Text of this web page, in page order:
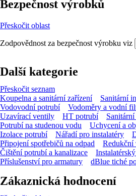
Bezpečnost výrobků
Přeskočit oblast
Zodpovědnost za bezpečnost výrobku viz
Další kategorie
Přeskočit seznam
Koupelna a sanitární zařízení
Sanitární
Vodovodní potrubí
Vodoměry a vodní
Uzavírací ventily
HT potrubí
Potrubí na studenou vodu
Uchycení a
Izolace potrubí
Nářadí pro instalatéry
Připojení spotřebičů na odpad
Redukční
Čištění potrubí a kanalizace
Příslušenství pro armatury
dBlue tiché
Zákaznická hodnocení